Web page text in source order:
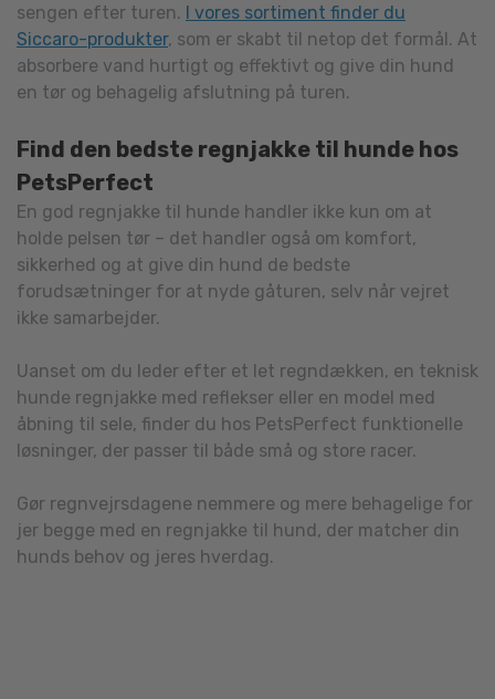
sengen efter turen. I vores sortiment finder du
Siccaro-produkter, som er skabt til netop det formål. At
absorbere vand hurtigt og effektivt og give din hund
en tør og behagelig afslutning på turen.
Find den bedste regnjakke til hunde hos
PetsPerfect
En god regnjakke til hunde handler ikke kun om at
holde pelsen tør – det handler også om komfort,
sikkerhed og at give din hund de bedste
forudsætninger for at nyde gåturen, selv når vejret
ikke samarbejder.
Uanset om du leder efter et let regndækken, en teknisk
hunde regnjakke med reflekser eller en model med
åbning til sele, finder du hos PetsPerfect funktionelle
løsninger, der passer til både små og store racer.
Gør regnvejrsdagene nemmere og mere behagelige for
jer begge med en regnjakke til hund, der matcher din
hunds behov og jeres hverdag.